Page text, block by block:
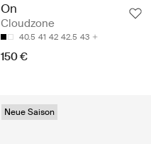
On
Cloudzone
40.5 41 42 42.5 43
150 €
Neue Saison